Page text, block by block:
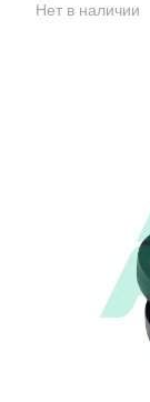
Нет в наличии